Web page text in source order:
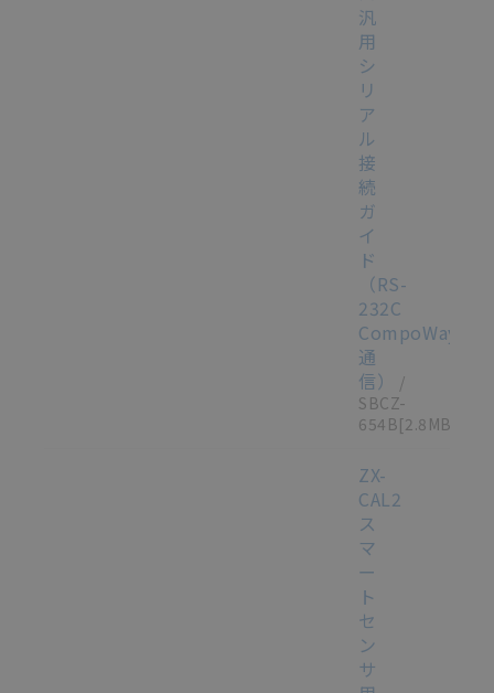
汎
用
シ
リ
ア
ル
接
続
ガ
イ
ド
（RS-
232C
CompoWay/F
通
信）
/
SBCZ-
654B[2.8MB]
ZX-
CAL2
ス
マ
ー
ト
セ
ン
サ